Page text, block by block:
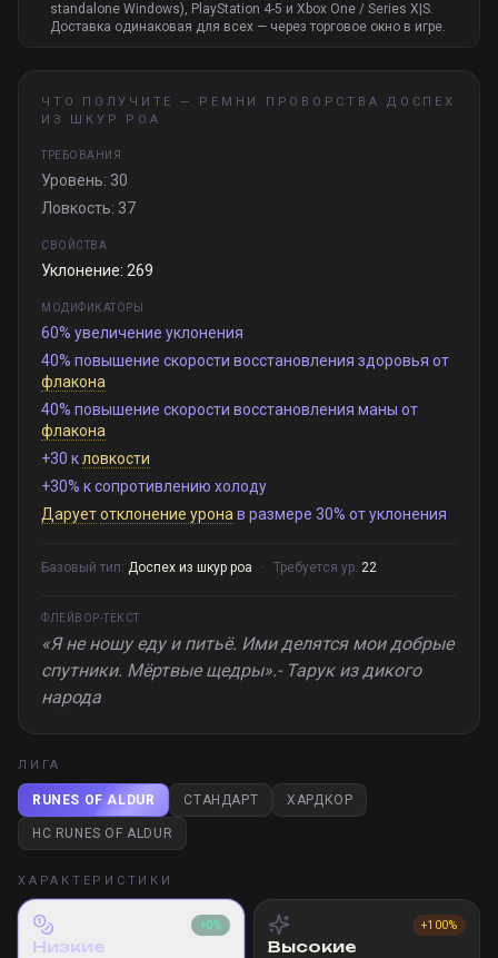
standalone Windows), PlayStation 4-5 и Xbox One / Series X|S.
Доставка одинаковая для всех — через торговое окно в игре.
ЧТО ПОЛУЧИТЕ — РЕМНИ ПРОВОРСТВА ДОСПЕХ
ИЗ ШКУР РОА
ТРЕБОВАНИЯ
Уровень: 30
Ловкость: 37
СВОЙСТВА
Уклонение: 269
МОДИФИКАТОРЫ
60% увеличение уклонения
40% повышение скорости восстановления здоровья от
флакона
40% повышение скорости восстановления маны от
флакона
+30 кловкости
+30% к сопротивлению холоду
Даруетотклонение урона в размере 30% от уклонения
Базовый тип: Доспех из шкур роа · Требуется ур. 22
ФЛЕЙВОР-ТЕКСТ
«Я не ношу еду и питьё. Ими делятся мои добрые
спутники. Мёртвые щедры».- Тарук из дикого
народа
ЛИГА
RUNES OF ALDUR СТАНДАРТ ХАРДКОР
HC RUNES OF ALDUR
ХАРАКТЕРИСТИКИ
+0%
Низкие
+100%
Высокие